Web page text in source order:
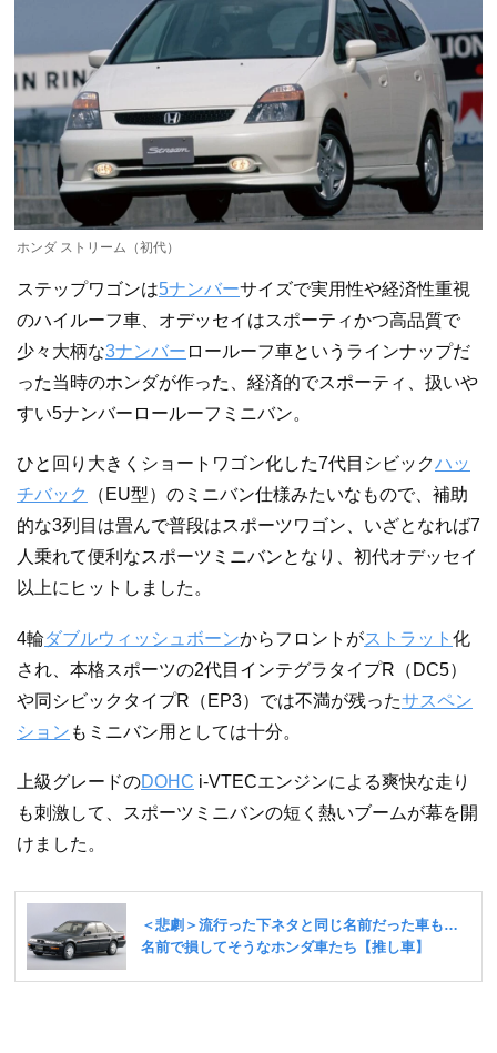
ホンダ ストリーム（初代）
ステップワゴンは5ナンバーサイズで実用性や経済性重視
のハイルーフ車、オデッセイはスポーティかつ高品質で
少々大柄な3ナンバー ロールーフ車というラインナップだ
った当時のホンダが作った、経済的でスポーティ、扱いや
すい5ナンバーロールーフミニバン。
ひと回り大きくショートワゴン化した7代目シビックハッ
チバック
（EU型）のミニバン仕様みたいなもので、補助
的な3列目は畳んで普段はスポーツワゴン、いざとなれば7
人乗れて便利なスポーツミニバンとなり、初代オデッセイ
以上にヒットしました。
4輪ダブルウィッシュボーンからフロントがストラット 化
され、本格スポーツの2代目インテグラタイプR（DC5）
や同シビックタイプR（EP3）では不満が残ったサスペン
ション もミニバン用としては十分。
上級グレードのDOHC i-VTECエンジンによる爽快な走り
も刺激して、スポーツミニバンの短く熱いブームが幕を開
けました。